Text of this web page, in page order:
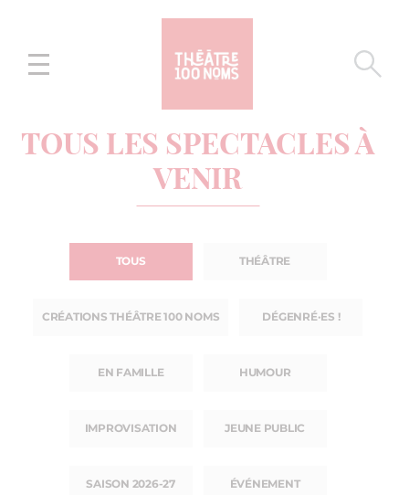
menu
TOUS LES SPECTACLES À
VENIR
TOUS THÉÂTRE
CRÉATIONS THÉÂTRE 100 NOMS DÉGENRÉ·ES !
EN FAMILLE HUMOUR
IMPROVISATION JEUNE PUBLIC
SAISON 2026-27 ÉVÉNEMENT